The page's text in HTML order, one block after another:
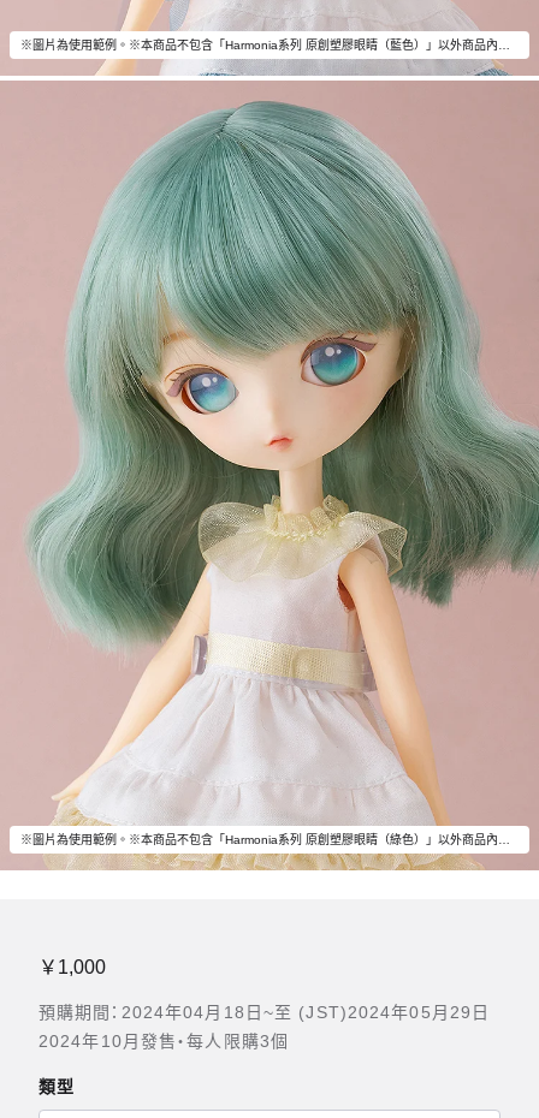
￥1,000
預購期間：2024年04月18日~至 (JST)2024年05月29日
2024年10月發售・每人限購3個
類型